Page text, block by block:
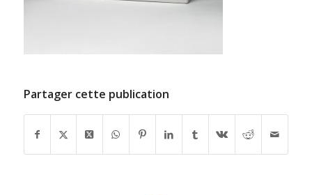
Partager cette publication